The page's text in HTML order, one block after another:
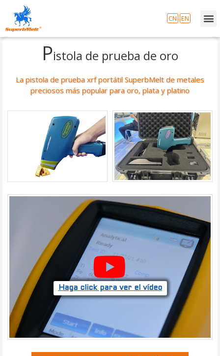
Pistola de prueba de oro
La pistola de prueba xrf portátil SuperbMelt de metales
preciosos más popular para oro, plata y platino
Haga click para ver el vídeo
CN EN